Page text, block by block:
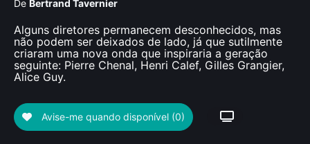
De Bertrand Tavernier
Alguns diretores permanecem desconhecidos, mas
não podem ser deixados de lado, já que sutilmente
criaram uma nova onda que inspiraria a geração
seguinte: Pierre Chenal, Henri Calef, Gilles Grangier,
Alice Guy.
Avise-me quando disponível (0)